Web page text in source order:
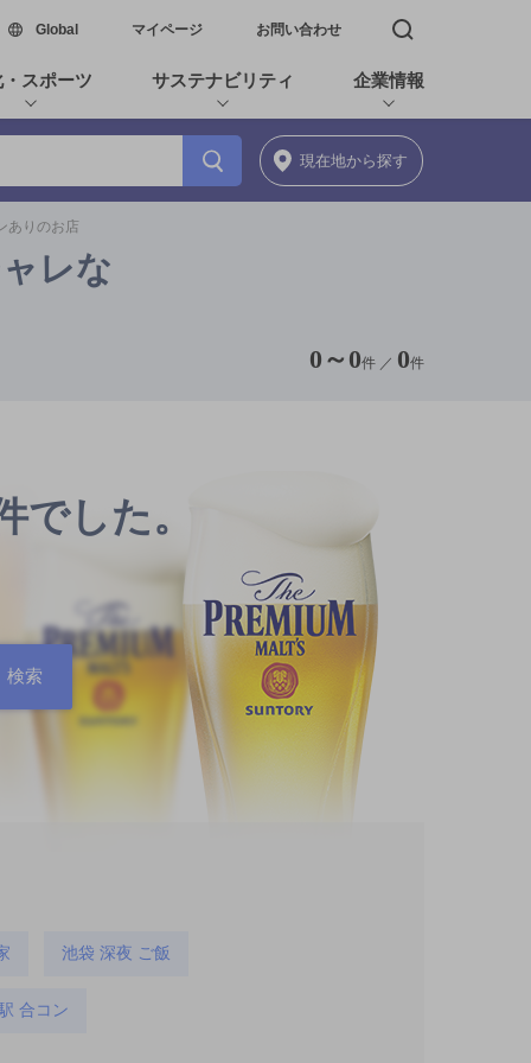
Global新しいウィンドウで開く
マイページ お問い合わせ 検索窓を開く
スポーツ サステナビリティ 企業情報
現在地から探す
ありのお店
レな
0 ～ 0件 ／ 0件
でした。
池袋 深夜 ご飯
合コン